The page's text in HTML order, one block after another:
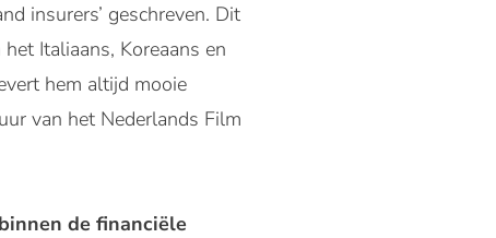
insurers’ geschreven. Dit
Italiaans, Koreaans en
hem altijd mooie
van het Nederlands Film
de financiële